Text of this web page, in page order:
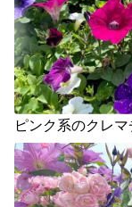
ピンク系のクレ